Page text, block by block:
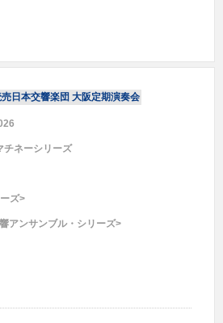
日本交響楽団 大阪定期演奏会
チネーシリーズ
ズ>
アンサンブル・シリーズ>